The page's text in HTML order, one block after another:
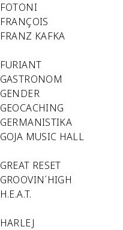
FOTONI
FRANÇOIS
FRANZ KAFKA
FURIANT
GASTRONOM
GENDER
GEOCACHING
GERMANISTIKA
GOJA MUSIC HALL
GREAT RESET
GROOVIN´HIGH
H.E.A.T.
HARLEJ